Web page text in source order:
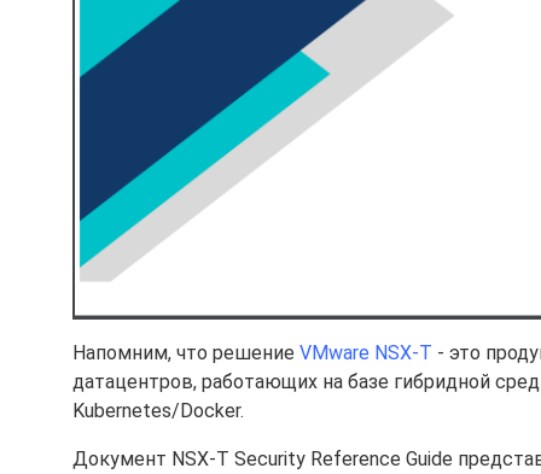
Напомним, что решение VMware NSX-T - это
датацентров, работающих на базе гибридной
Kubernetes/Docker.
Документ NSX-T Security Reference Guide